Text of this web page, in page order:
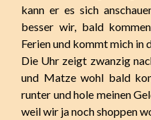
kann er es sich
besser wir, bald
Ferien und kommt mich in
Die Uhr zeigt zwanzig
und Matze wohl bald
runter und hole meinen
weil wir ja noch shoppen